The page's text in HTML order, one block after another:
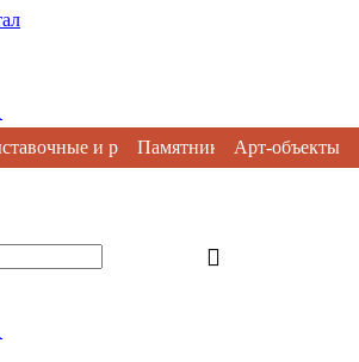
󰍉
Музеи
и развлекательные комплексы
Музеи
Музеи
Музеи
Памятники архитектуры
Храмы и монастыри
Арт-объекты
Памятники архитектуры
Арт-объекты